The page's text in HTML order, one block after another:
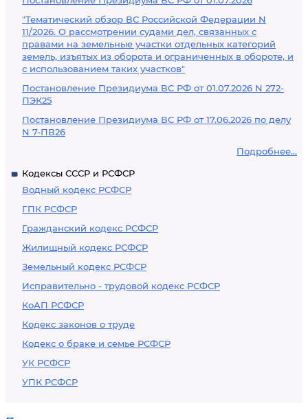
"Тематический обзор ВС Российской Федерации N
11/2026. О рассмотрении судами дел, связанных с
правами на земельные участки отдельных категорий
земель, изъятых из оборота и ограниченных в обороте, и
с использованием таких участков"
Постановление Президиума ВС РФ от 01.07.2026 N 272-
ПЭК25
Постановление Президиума ВС РФ от 17.06.2026 по делу
N 7-ПВ26
Подробнее...
Кодексы СССР и РСФСР
Водный кодекс РСФСР
ГПК РСФСР
Гражданский кодекс РСФСР
Жилищный кодекс РСФСР
Земельный кодекс РСФСР
Исправительно - трудовой кодекс РСФСР
КоАП РСФСР
Кодекс законов о труде
Кодекс о браке и семье РСФСР
УК РСФСР
УПК РСФСР